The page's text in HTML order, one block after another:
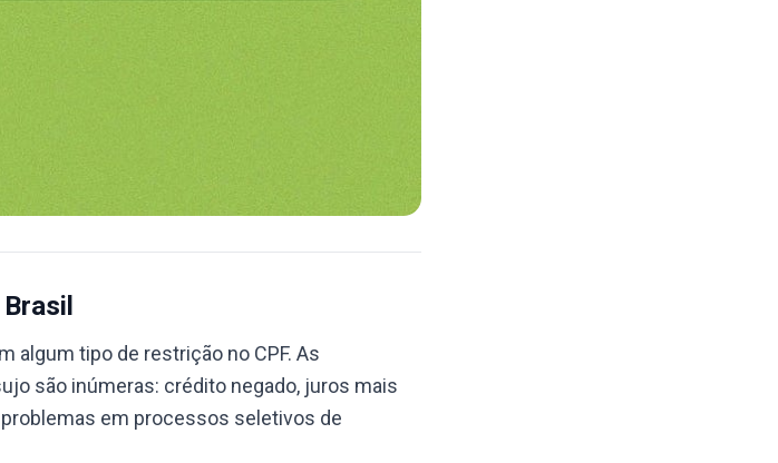
algum tipo de restrição no CPF. As
são inúmeras: crédito negado, juros mais
em processos seletivos de